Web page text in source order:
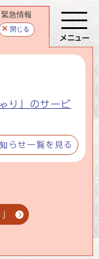
緊急情報
閉じる
り」のサービ
らせ一覧を見る
メニュー